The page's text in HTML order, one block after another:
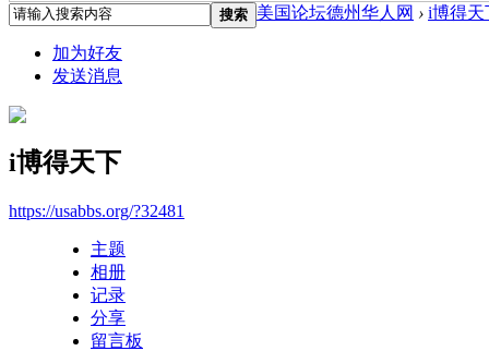
搜索 美国论坛德州华人网 › i博得天
加为好友
发送消息
i博得天下
https://usabbs.org/?32481
主题
相册
记录
分享
留言板